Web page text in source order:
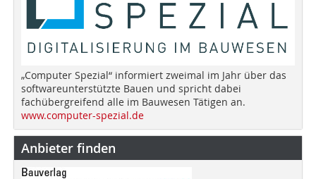
„Computer Spezial“ informiert zweimal im Jahr über das
softwareunterstützte Bauen und spricht dabei
fachübergreifend alle im Bauwesen Tätigen an.
www.computer-spezial.de
Anbieter finden